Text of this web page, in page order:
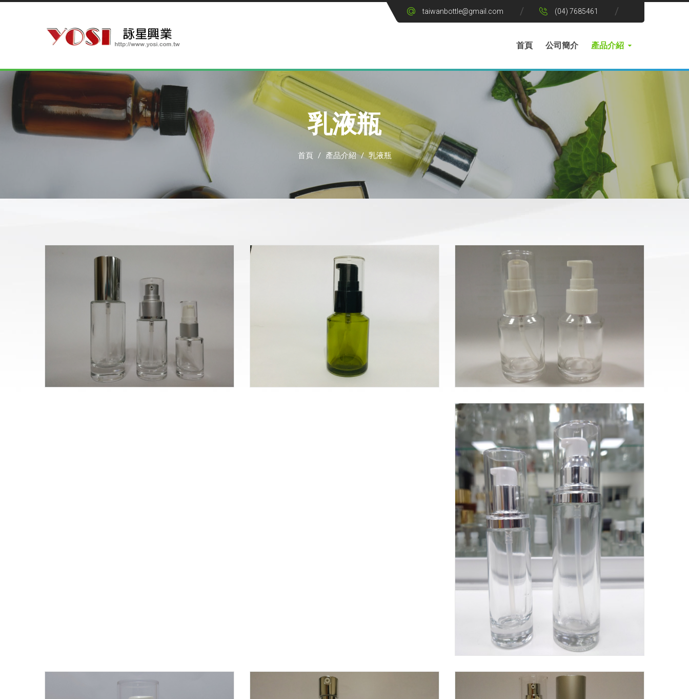
taiwanbottle@gmail.com (04) 7685461
首頁 公司簡介 產品介紹
乳液瓶
首頁 / 產品介紹 / 乳液瓶